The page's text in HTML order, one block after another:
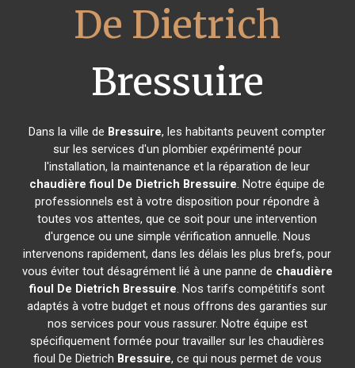
De Dietrich
Bressuire
Dans la ville de Bressuire, les habitants peuvent compter
sur les services d'un plombier expérimenté pour
l'installation, la maintenance et la réparation de leur
chaudière fioul De Dietrich Bressuire. Notre équipe de
professionnels est à votre disposition pour répondre à
toutes vos attentes, que ce soit pour une intervention
d'urgence ou une simple vérification annuelle. Nous
intervenons rapidement, dans les délais les plus brefs, pour
vous éviter tout désagrément lié à une panne de chaudière
fioul De Dietrich Bressuire. Nos tarifs compétitifs sont
adaptés à votre budget et nous offrons des garanties sur
nos services pour vous rassurer. Notre équipe est
spécifiquement formée pour travailler sur les chaudières
fioul De Dietrich Bressuire, ce qui nous permet de vous